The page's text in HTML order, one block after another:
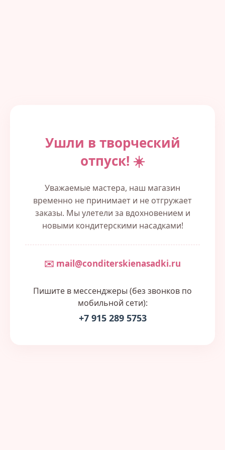
Ушли в творческий
отпуск! ☀️
Уважаемые мастера, наш магазин
временно не принимает и не отгружает
заказы. Мы улетели за вдохновением и
новыми кондитерскими насадками!
✉️ mail@conditerskienasadki.ru
Пишите в мессенджеры (без звонков по
мобильной сети):
+7 915 289 5753